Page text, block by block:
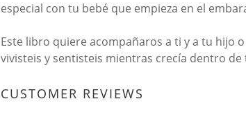
especial con tu bebé que empieza en el
Este libro quiere acompañaros a ti y a tu hijo
vivisteis y sentisteis mientras crecía dentro de
CUSTOMER REVIEWS